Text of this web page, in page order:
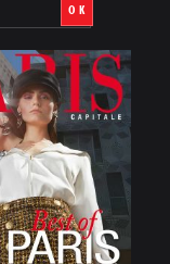
OK